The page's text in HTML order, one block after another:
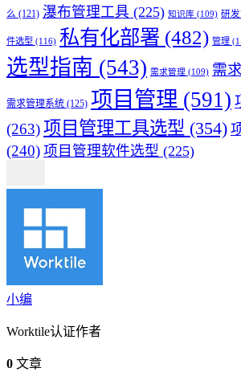
么 (121) 瀑布管理工具 (225) 知识库 (109) 研
件选型 (116) 私有化部署 (482) 管理
选型指南 (543) 需求管理 (109) 需
需求管理系统 (125) 项目管理 (591)
(263)项目管理工具选型 (354)
(240) 项目管理软件选型 (225)
小编
Worktile认证作者
0 文章